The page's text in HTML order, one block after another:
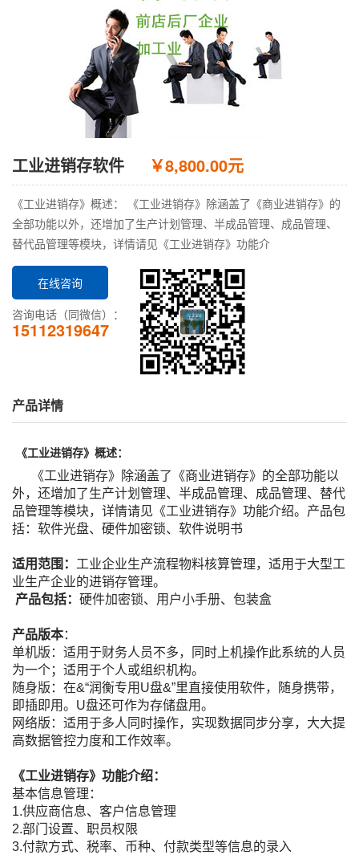
工业进销存软件 ￥8,800.00元
《工业进销存》概述： 《工业进销存》除涵盖了《商业进销存》的
全部功能以外，还增加了生产计划管理、半成品管理、成品管理、
替代品管理等模块，详情请见《工业进销存》功能介
在线咨询
咨询电话（同微信）：
15112319647
产品详情
《工业进销存》概述：
《工业进销存》除涵盖了《商业进销存》的全部功能以
外，还增加了生产计划管理、半成品管理、成品管理、替代
品管理等模块，详情请见《工业进销存》功能介绍。产品包
括：软件光盘、硬件加密锁、软件说明书
适用范围： 工业企业生产流程物料核算管理，适用于大型工
业生产企业的进销存管理。
产品包括： 硬件加密锁、用户小手册、包装盒
产品版本：
单机版：适用于财务人员不多，同时上机操作此系统的人员
为一个；适用于个人或组织机构。
随身版：在&“润衡专用U盘&”里直接使用软件，随身携带，
即插即用。U盘还可作为存储盘用。
网络版：适用于多人同时操作，实现数据同步分享，大大提
高数据管控力度和工作效率。
《工业进销存》功能介绍：
基本信息管理：
1.供应商信息、客户信息管理
2.部门设置、职员权限
3.付款方式、税率、币种、付款类型等信息的录入